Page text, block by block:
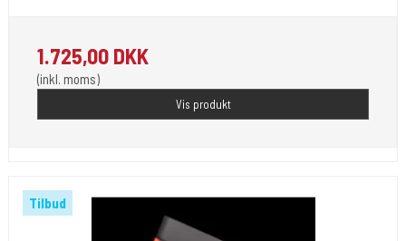
1.725,00 DKK
(inkl. moms)
Vis produkt
Tilbud